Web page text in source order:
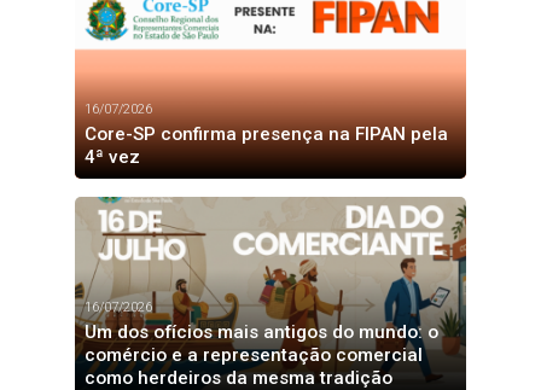
16/07/2026
Core-SP confirma presença na FIPAN pela
4ª vez
16/07/2026
Um dos ofícios mais antigos do mundo: o
comércio e a representação comercial
como herdeiros da mesma tradição